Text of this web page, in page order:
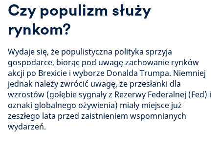
Czy populizm służy
rynkom?
Wydaje się, że populistyczna polityka sprzyja
gospodarce, biorąc pod uwagę zachowanie rynków
akcji po Brexicie i wyborze Donalda Trumpa. Niemniej
jednak należy zwrócić uwagę, że przesłanki dla
wzrostów (gołębie sygnały z Rezerwy Federalnej (Fed) i
oznaki globalnego ożywienia) miały miejsce już
zeszłego lata przed zaistnieniem wspomnianych
wydarzeń.